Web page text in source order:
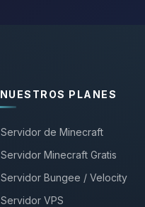
NUESTROS PLANES
Servidor de Minecraft
Servidor Minecraft Gratis
Servidor Bungee / Velocity
Servidor VPS